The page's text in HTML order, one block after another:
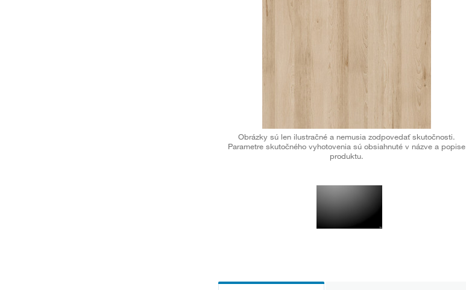
Obrázky sú len ilustračné a nemusia zodpovedať skutočnosti.
Parametre skutočného vyhotovenia sú obsiahnuté v názve a popise
produktu.